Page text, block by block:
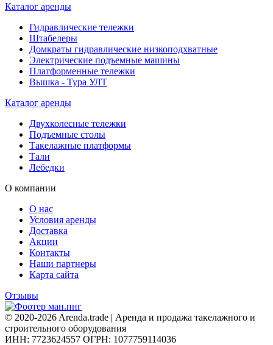
Каталог аренды
Гидравлические тележки
Штабелеры
Домкраты гидравлические низкоподхватные
Электрические подъемные машины
Платформенные тележки
Вышка - Тура УЛТ
Каталог аренды
Двухколесные тележки
Подъемные столы
Такелажные платформы
Тали
Лебедки
О компании
О нас
Условия аренды
Доставка
Акции
Контакты
Наши партнеры
Карта сайта
Отзывы
© 2020-2026 Arenda.trade | Аренда и продажа такелажного и
строительного оборудования
ИНН: 7723624557 ОГРН: 1077759114036